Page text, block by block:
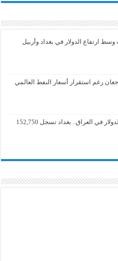
ارتفاع الدولار في بغداد وأربيل
رغم استقرار أسعار النفط العالمي
استقرار أسعار الدولار في العراق.. بغداد تسجل 152,750